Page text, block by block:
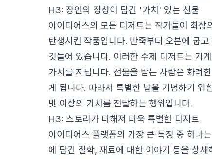
H3: 장인의 정성이 담긴 '가치' 있는 선물
아이디어스의 모든 디저트는 작가들이 최상
탄생시킨 작품입니다. 반죽부터 오븐에 굽
깃들어 있습니다. 이러한 수제 디저트는 기
가치를 지닙니다. 선물을 받는 사람은 화려
게 됩니다. 따라서 특별한 날을 기념하기 위
맛 이상의 가치를 전달하는 행위입니다.
H3: 스토리가 더해져 더욱 특별한 디저트
아이디어스 플랫폼의 가장 큰 특징 중 하나
에 담긴 철학, 재료에 대한 이야기 등을 상